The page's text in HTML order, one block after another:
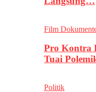
Film
Pro Kontra
Tuai
Politik